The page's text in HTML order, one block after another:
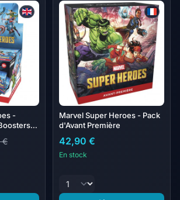
-
€
Marvel Super Heroes - Pack
d'Avant Première
42,90 €
En stock